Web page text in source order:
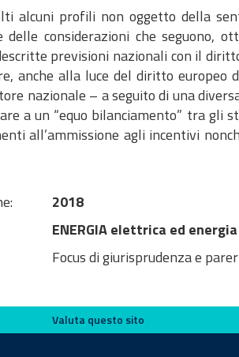
alcuni profili non oggetto della
delle considerazioni che seguono,
previsioni nazionali con il
anche alla luce del diritto europeo
nazionale – a seguito di una
a un “equo bilanciamento” tra gli
all’ammissione agli incentivi
2018
ENERGIA elettrica ed
Focus di giurisprudenza e
Valuta questo sito